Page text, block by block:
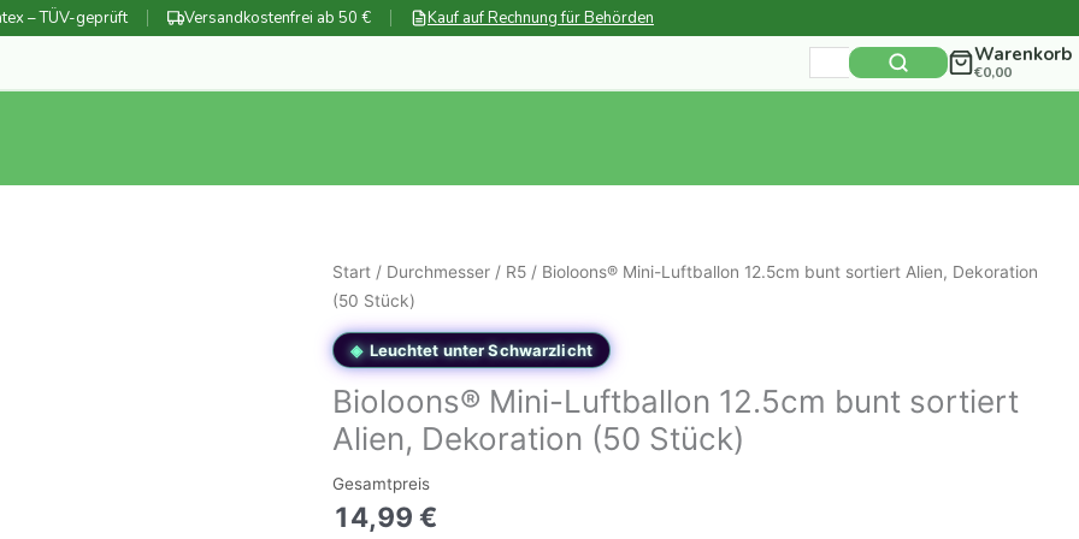
– TÜV-geprüft Versandkostenfrei ab 50 € Kauf auf Rechnung für Behörden
Suchen
nach:
Warenkorb
€0,00
Start / Durchmesser / R5 / Bioloons® Mini-Luftballon 12.5cm bunt sortiert Alien, Dekoration
(50 Stück)
Leuchtet unter Schwarzlicht
Bioloons® Mini-Luftballon 12.5cm bunt sortiert
Alien, Dekoration (50 Stück)
Gesamtpreis
14,99€